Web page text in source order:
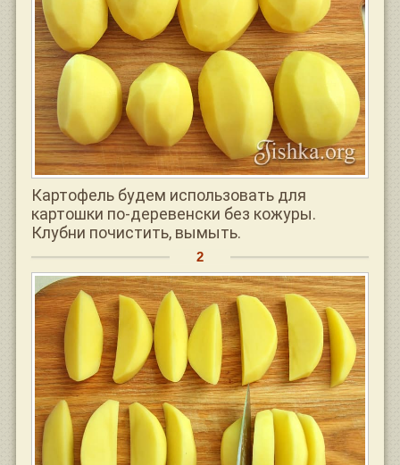
Картофель будем использовать для
картошки по-деревенски без кожуры.
Клубни почистить, вымыть.